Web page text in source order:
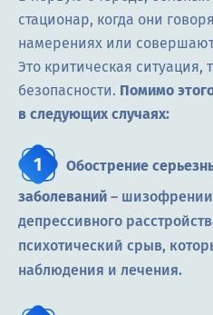
стационар, когда они
намерениях или
Это критическая
безопасности. Помимо
в следующих случаях:
Обострение
заболеваний –
депрессивного
психотический срыв,
наблюдения и лечения.